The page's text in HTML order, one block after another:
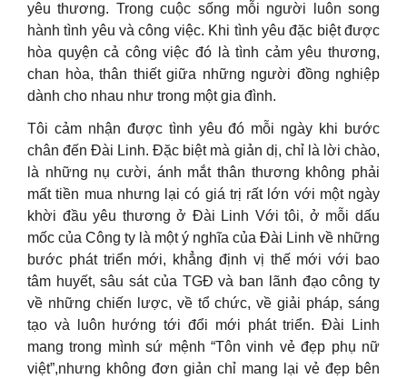
yêu thương. Trong cuộc sống mỗi người luôn song
hành tình yêu và công việc. Khi tình yêu đặc biệt được
hòa quyện cả công việc đó là tình cảm yêu thương,
chan hòa, thân thiết giữa những người đồng nghiệp
dành cho nhau như trong một gia đình.
Tôi cảm nhận được tình yêu đó mỗi ngày khi bước
chân đến Đài Linh. Đặc biệt mà giản dị, chỉ là lời chào,
là những nụ cười, ánh mắt thân thương không phải
mất tiền mua nhưng lại có giá trị rất lớn với một ngày
khời đầu yêu thương ở Đài Linh Với tôi, ở mỗi dấu
mốc của Công ty là một ý nghĩa của Đài Linh về những
bước phát triển mới, khẳng định vị thế mới với bao
tâm huyết, sâu sát của TGĐ và ban lãnh đạo công ty
về những chiến lược, về tổ chức, về giải pháp, sáng
tạo và luôn hướng tới đổi mới phát triển. Đài Linh
mang trong mình sứ mệnh “Tôn vinh vẻ đẹp phụ nữ
việt”,nhưng không đơn giản chỉ mang lại vẻ đẹp bên